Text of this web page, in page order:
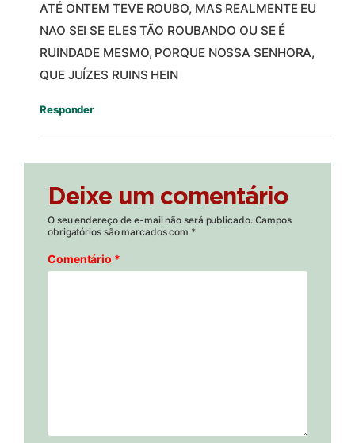
ATÉ ONTEM TEVE ROUBO, MAS REALMENTE EU
NAO SEI SE ELES TÃO ROUBANDO OU SE É
RUINDADE MESMO, PORQUE NOSSA SENHORA,
QUE JUÍZES RUINS HEIN
Responder
Deixe um comentário
O seu endereço de e-mail não será publicado. Campos
obrigatórios são marcados com *
Comentário *